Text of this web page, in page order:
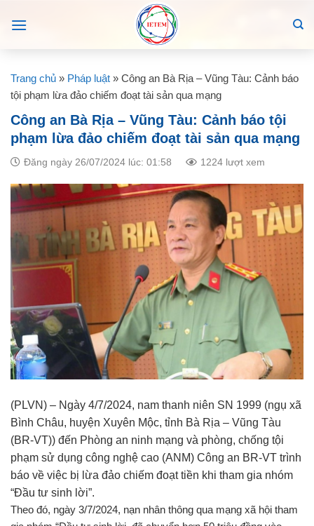
Trang chủ » Pháp luật » Công an Bà Rịa – Vũng Tàu: Cảnh báo
tội phạm lừa đảo chiếm đoạt tài sản qua mạng
Công an Bà Rịa – Vũng Tàu: Cảnh báo tội
phạm lừa đảo chiếm đoạt tài sản qua mạng
Đăng ngày 26/07/2024 lúc: 01:58 1224 lượt xem
(PLVN) – Ngày 4/7/2024, nam thanh niên SN 1999 (ngụ xã
Bình Châu, huyện Xuyên Mộc, tỉnh Bà Rịa – Vũng Tàu
(BR-VT)) đến Phòng an ninh mạng và phòng, chống tội
phạm sử dụng công nghệ cao (ANM) Công an BR-VT trình
báo về việc bị lừa đảo chiếm đoạt tiền khi tham gia nhóm
“Đầu tư sinh lời”.
Theo đó, ngày 3/7/2024, nạn nhân thông qua mạng xã hội tham